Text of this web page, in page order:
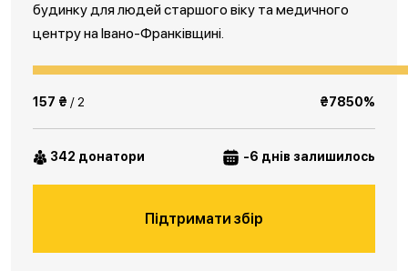
будинку для людей старшого віку та медичного
центру на Івано-Франківщині.
157 ₴ / 2 ₴7850%
342 донатори -6 днів залишилось
Підтримати збір